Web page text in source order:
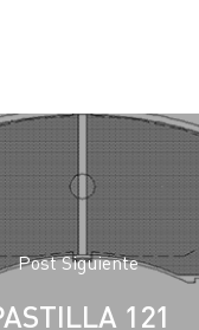
Post Siguiente
121